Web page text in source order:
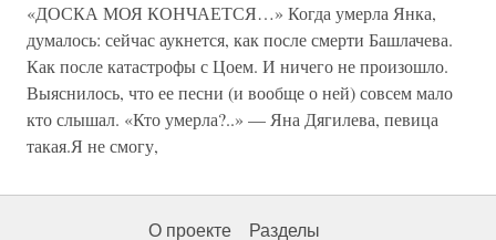
«ДОСКА МОЯ КОНЧАЕТСЯ…» Когда умерла Янка,
думалось: сейчас аукнется, как после смерти Башлачева.
Как после катастрофы с Цоем. И ничего не произошло.
Выяснилось, что ее песни (и вообще о ней) совсем мало
кто слышал. «Кто умерла?..» — Яна Дягилева, певица
такая.Я не смогу,
О проекте Разделы